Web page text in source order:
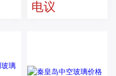
空玻璃/泰华
电议